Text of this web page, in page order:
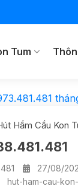
Tum
Hầm Cầu Kon
27/08/
hut-ham-cau-